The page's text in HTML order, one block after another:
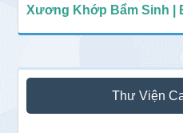
Xương Khớp Bẩm Sinh |
Thư Viện